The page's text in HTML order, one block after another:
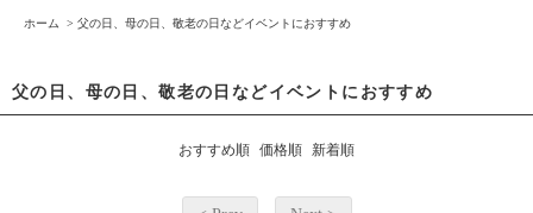
ホーム > 父の日、母の日、敬老の日などイベントにおすすめ
父の日、母の日、敬老の日などイベントにおすすめ
おすすめ順 価格順 新着順